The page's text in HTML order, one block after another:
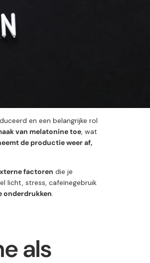
en een belangrijke rol
van melatonine toe, wat
de productie weer af,
factoren die je
licht, stress, cafeïnegebruik
onderdrukken.
als